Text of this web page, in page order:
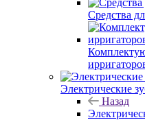
Средства
Электрические
Назад